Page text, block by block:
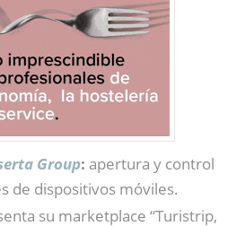
Group: apertura y control
de dispositivos móviles.
su marketplace “Turistrip,